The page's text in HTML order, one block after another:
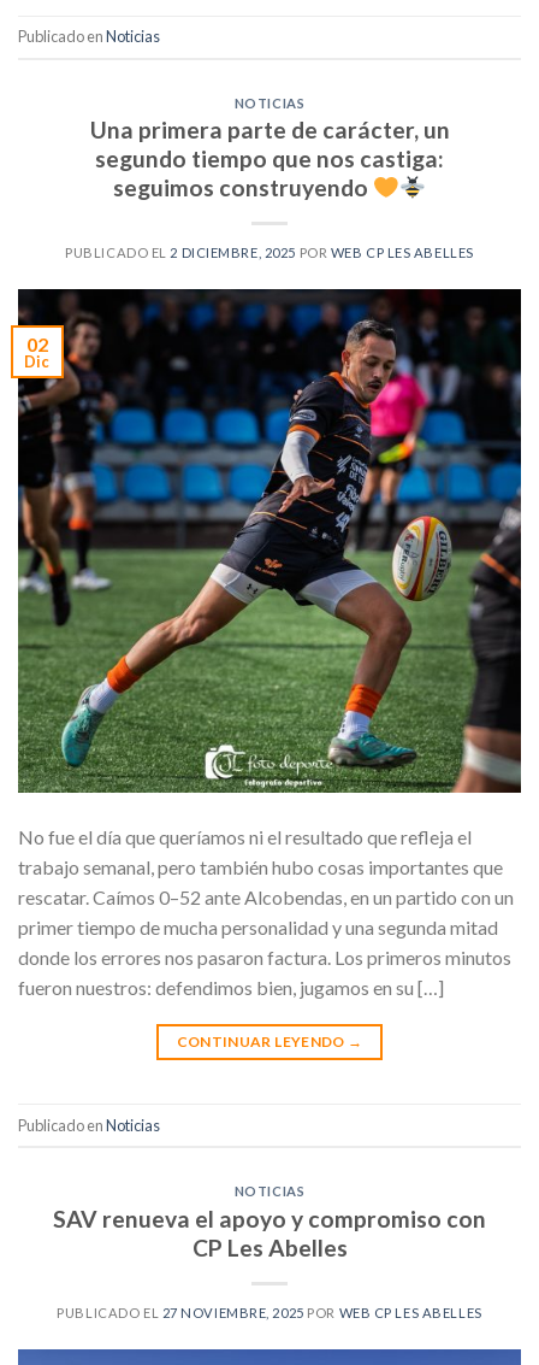
Publicado enNoticias
NOTICIAS
Una primera parte de carácter, un
segundo tiempo que nos castiga:
seguimos construyendo
PUBLICADO EL 2 DICIEMBRE, 2025 POR WEB CP LES ABELLES
02
Dic
No fue el día que queríamos ni el resultado que refleja el
trabajo semanal, pero también hubo cosas importantes que
rescatar. Caímos 0–52 ante Alcobendas, en un partido con un
primer tiempo de mucha personalidad y una segunda mitad
donde los errores nos pasaron factura. Los primeros minutos
fueron nuestros: defendimos bien, jugamos en su […]
CONTINUAR LEYENDO →
Publicado enNoticias
NOTICIAS
SAV renueva el apoyo y compromiso con
CP Les Abelles
PUBLICADO EL 27 NOVIEMBRE, 2025 POR WEB CP LES ABELLES